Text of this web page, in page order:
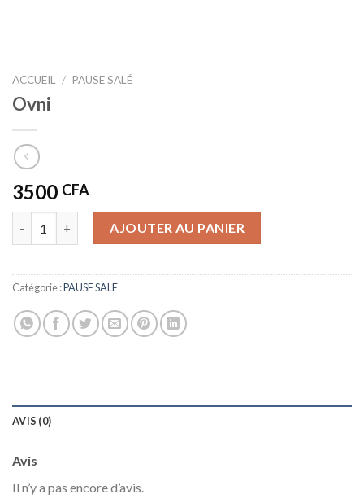
ACCUEIL / PAUSE SALÉ
Ovni
3500 CFA
AJOUTER AU PANIER
Catégorie :PAUSE SALÉ
AVIS (0)
Avis
Il n’y a pas encore d’avis.